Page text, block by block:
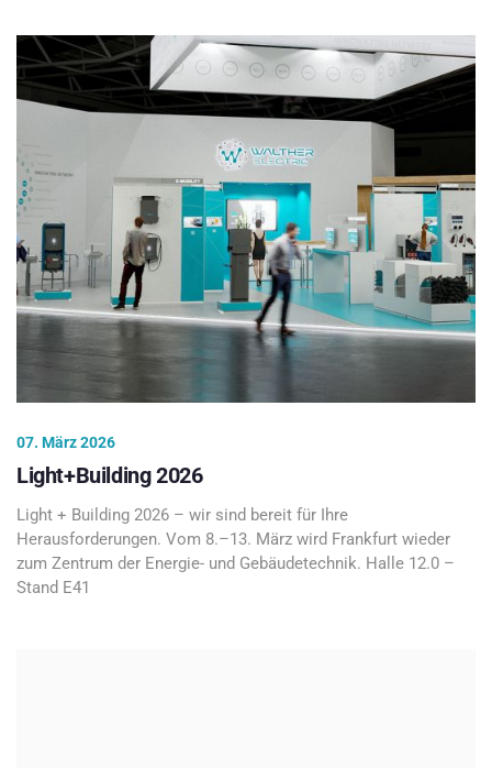
07. März 2026
Light+Building 2026
Light + Building 2026 – wir sind bereit für Ihre
Herausforderungen. Vom 8.–13. März wird Frankfurt wieder
zum Zentrum der Energie- und Gebäudetechnik. Halle 12.0 –
Stand E41